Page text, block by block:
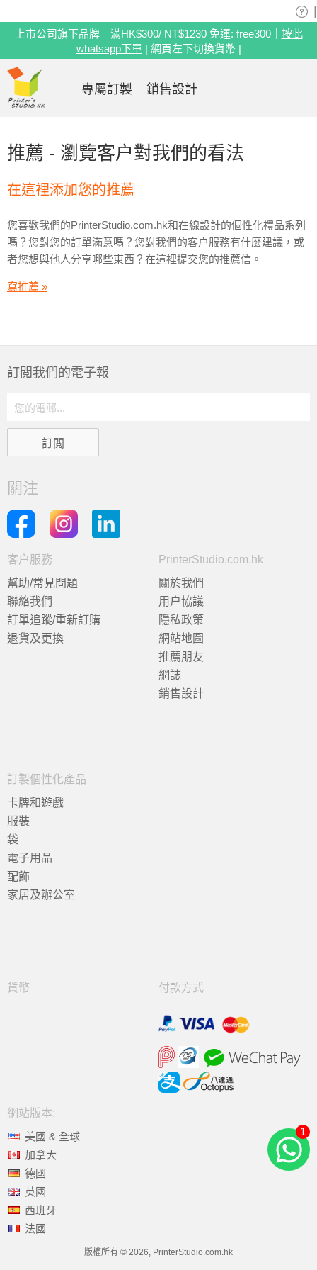
推薦 - 瀏覽客户對我們的看法
在這裡添加您的推薦
您喜歡我們的PrinterStudio.com.hk和在線設計的個性化禮品系列
嗎？您對您的訂單滿意嗎？您對我們的客户服務有什麼建議，或
者您想與他人分享哪些東西？在這裡提交您的推薦信。
寫推薦 »
訂閲我們的電子報
關注
客户服務
幫助/常見問題
聯絡我們
訂單追蹤/重新訂購
退貨及更換
PrinterStudio.com.hk
關於我們
用户協議
隱私政策
網站地圖
推薦朋友
網誌
銷售設計
訂製個性化產品
卡牌和遊戲
服裝
袋
電子用品
配飾
家居及辦公室
貨幣 付款方式
網站版本:
美國 & 全球
加拿大
德國
英國
西班牙
法國
版權所有 © 2026, PrinterStudio.com.hk
上市公司旗下品牌｜滿HK$300/ NT$1230 免運: free300｜ 按此
whatsapp下單 | 網頁左下切換貨幣 |
專屬訂製 銷售設計
1